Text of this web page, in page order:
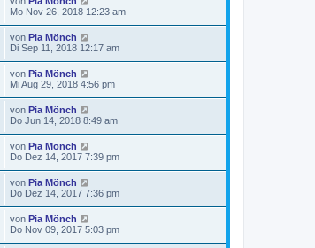
Mo Nov 26, 2018 12:23 am
von Pia Mönch
Di Sep 11, 2018 12:17 am
von Pia Mönch
Mi Aug 29, 2018 4:56 pm
von Pia Mönch
Do Jun 14, 2018 8:49 am
von Pia Mönch
Do Dez 14, 2017 7:39 pm
von Pia Mönch
Do Dez 14, 2017 7:36 pm
von Pia Mönch
Do Nov 09, 2017 5:03 pm